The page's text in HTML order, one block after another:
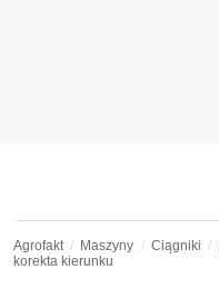
Agrofakt Maszyny Ciągniki
korekta kierunku